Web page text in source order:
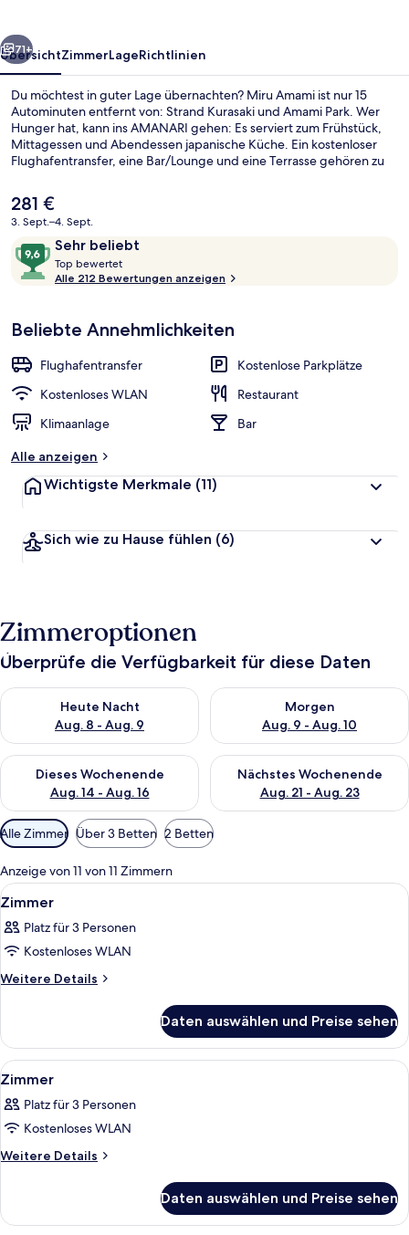
Weiter
71+
ÜbersichtZimmerLageRichtlinien
Du möchtest in guter Lage übernachten? Miru Amami ist nur 15
Autominuten entfernt von: Strand Kurasaki und Amami Park. Wer
Hunger hat, kann ins AMANARI gehen: Es serviert zum Frühstück,
Mittagessen und Abendessen japanische Küche. Ein kostenloser
Flughafentransfer, eine Bar/Lounge und eine Terrasse gehören zu
Der
aktuelle
Preis
beträgt
281 €.
281 €
3. Sept.–4. Sept.
Bewertungen
Sehr beliebt
9,6
von
10,
beliebt
Top bewertet
o
b
w
r
Alle 212 Bewertungen anzeigen
Beliebte Annehmlichkeiten
Flughafentransfer
Kostenlose Parkplätze
Kostenloses WLAN
Restaurant
Klimaanlage
Bar
Alle anzeigen
Wichtigste Merkmale (11)
Sich wie zu Hause fühlen (6)
Zimmeroptionen
Überprüfe die Verfügbarkeit für diese Daten
Heute Nacht
Aug. 8 - Aug. 9
Überprüfe die Verfügbarkeit für heute Nacht, Aug. 8 - Aug. 9.
Morgen
Aug. 9 - Aug. 10
Überprüfe die Verfügbarkeit
Dieses Wochenende
Aug. 14 - Aug. 16
Überprüfe die Verfügbarkeit für dieses Wochenende, Aug. 14
Nächstes Wochenende
Aug. 21 - Aug. 23
Überprüfe die Verfügbarkeit
Verfügbare
Filter
für
Zimmer
Alle Zimmer Über 3 Betten 2 Betten
Anzeige von 11 von 11 Zimmern
Alle
Fotos
für
Zimmer
anzeigen
Ein Hotelzimmer mit einem großen
7
Zimmer
Platz für 3 Personen
Kostenloses WLAN
Weitere Details
Weitere
Daten auswählen und Preise sehen
Alle
Fotos
für
Zimmer
anzeigen
Ein Schlafzimmer mit zwei Betten,
6
Zimmer
Platz für 3 Personen
Kostenloses WLAN
Weitere Details
Weitere
Daten auswählen und Preise sehen